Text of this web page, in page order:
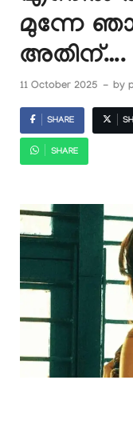
മുന്നേ
അതിന്….
11 October 2025 - by
SHARE
SHARE